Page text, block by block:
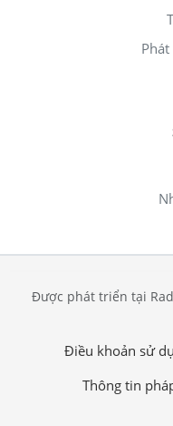
Được phát triển tại
Điều khoản sử
Thông tin